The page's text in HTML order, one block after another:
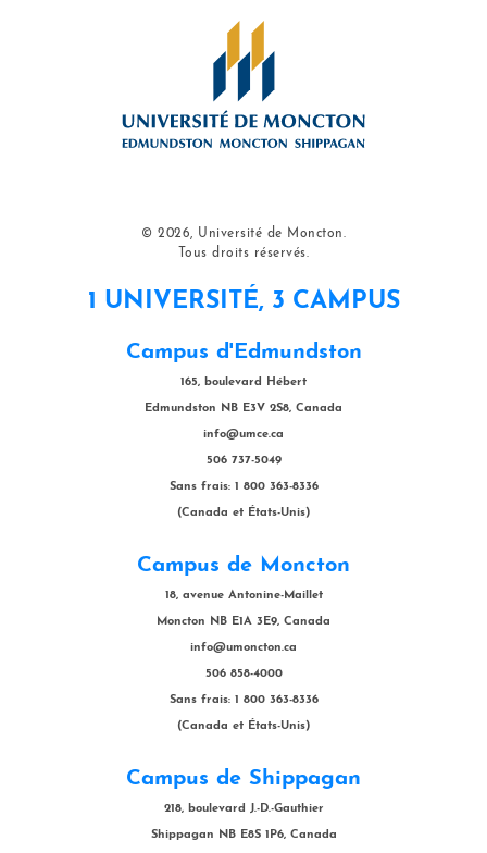
© 2026, Université de Moncton.
Tous droits réservés.
1 UNIVERSITÉ, 3 CAMPUS
Campus d'Edmundston
165, boulevard Hébert
Edmundston NB E3V 2S8, Canada
info@umce.ca
506 737-5049
Sans frais: 1 800 363-8336
(Canada et États-Unis)
Campus de Moncton
18, avenue Antonine-Maillet
Moncton NB E1A 3E9, Canada
info@umoncton.ca
506 858-4000
Sans frais: 1 800 363-8336
(Canada et États-Unis)
Campus de Shippagan
218, boulevard J.-D.-Gauthier
Shippagan NB E8S 1P6, Canada